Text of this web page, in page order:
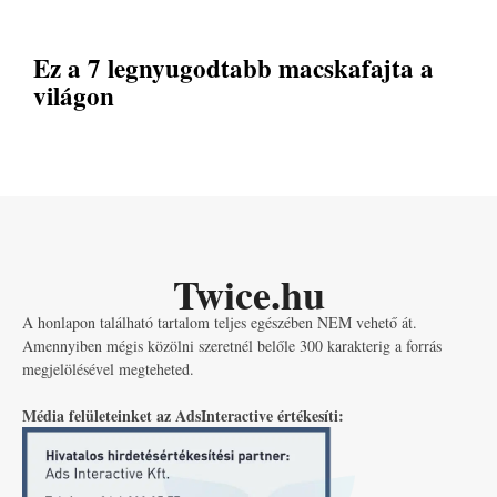
Ez a 7 legnyugodtabb macskafajta a
világon
Twice.hu
A honlapon található tartalom teljes egészében NEM vehető át.
Amennyiben mégis közölni szeretnél belőle 300 karakterig a forrás
megjelölésével megteheted.
Média felületeinket az AdsInteractive értékesíti: